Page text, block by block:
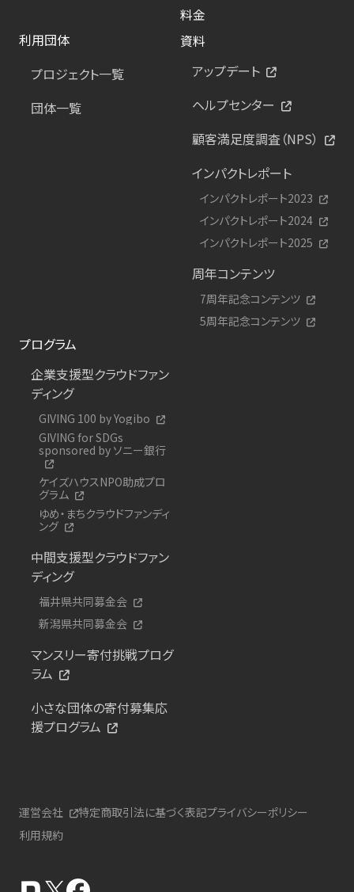
料金
利用団体
プロジェクト一覧
団体一覧
資料
アップデート
ヘルプセンター
顧客満足度調査（NPS）
インパクトレポート
インパクトレポート2023
インパクトレポート2024
インパクトレポート2025
周年コンテンツ
7周年記念コンテンツ
5周年記念コンテンツ
プログラム
企業支援型クラウドファン
ディング
GIVING 100 by Yogibo
GIVING for SDGs
sponsored by ソニー銀行
ケイズハウスNPO助成プロ
グラム
ゆめ・まちクラウドファンディ
ング
中間支援型クラウドファン
ディング
福井県共同募金会
新潟県共同募金会
マンスリー寄付挑戦プログ
ラム
小さな団体の寄付募集応
援プログラム
運営会社 特定商取引法に基づく表記プライバシーポリシー
利用規約